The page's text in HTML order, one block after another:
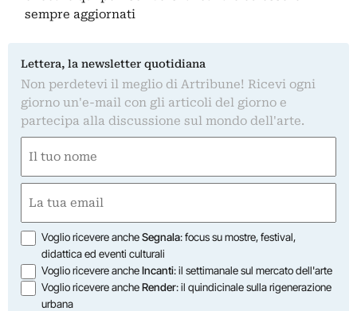
sempre aggiornati
Lettera, la newsletter quotidiana
Non perdetevi il meglio di Artribune! Ricevi ogni
giorno un'e-mail con gli articoli del giorno e
partecipa alla discussione sul mondo dell'arte.
(Required)
First
(Required)
Opzioni
Voglio ricevere ancheSegnala: focus su mostre, festival,
didattica ed eventi culturali
Voglio ricevere ancheIncanti: il settimanale sul mercato dell'arte
Voglio ricevere ancheRender: il quindicinale sulla rigenerazione
urbana